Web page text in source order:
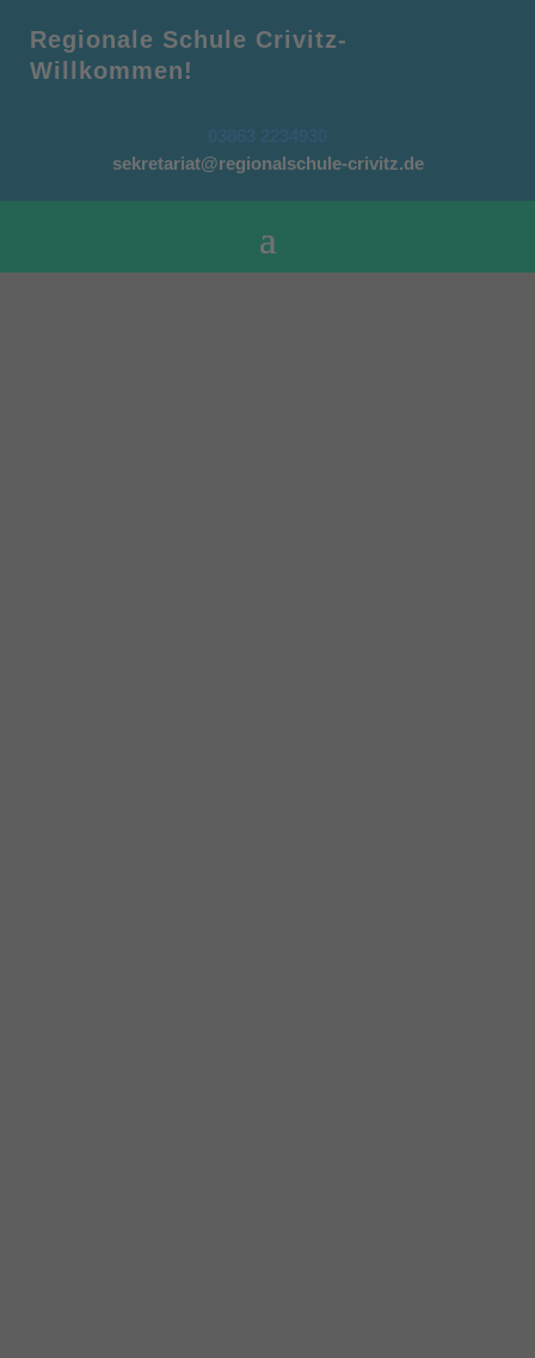
Regionale Schule Crivitz-
Willkommen!
sekretariat@regionalschule-crivitz.de